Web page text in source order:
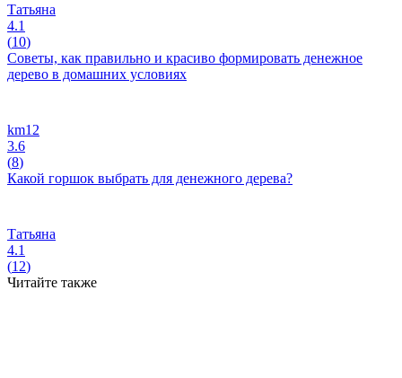
Татьяна
4.1
(10)
Советы, как правильно и красиво формировать денежное
дерево в домашних условиях
km12
3.6
(8)
Какой горшок выбрать для денежного дерева?
Татьяна
4.1
(12)
Читайте также